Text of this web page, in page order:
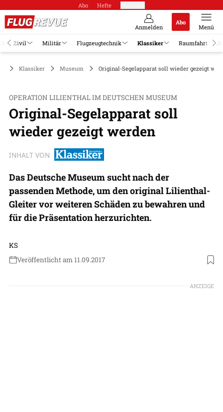
Abo Hefte
Anmelden
Abo
Menü
Zivil Militär Flugzeugtechnik Klassiker Raumfahrt
Klassiker Museum Original-Segelapparat soll wieder gezeigt
OPERATION LILIENTHAL IM DEUTSCHEN MUSEUM
Original-Segelapparat soll
wieder gezeigt werden
INHALT VON
Das Deutsche Museum sucht nach der
passenden Methode, um den original Lilienthal-
Gleiter vor weiteren Schäden zu bewahren und
für die Präsentation herzurichten.
KS
Veröffentlicht am 11.09.2017
ANZEIGE